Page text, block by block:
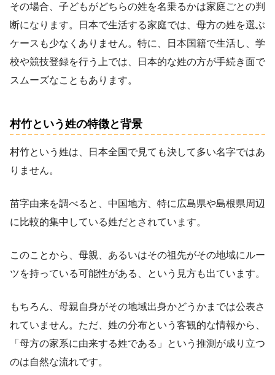
その場合、子どもがどちらの姓を名乗るかは家庭ごとの判
断になります。日本で生活する家庭では、母方の姓を選ぶ
ケースも少なくありません。特に、日本国籍で生活し、学
校や競技登録を行う上では、日本的な姓の方が手続き面で
スムーズなこともあります。
村竹という姓の特徴と背景
村竹という姓は、日本全国で見ても決して多い名字ではあ
りません。
苗字由来を調べると、中国地方、特に広島県や島根県周辺
に比較的集中している姓だとされています。
このことから、母親、あるいはその祖先がその地域にルー
ツを持っている可能性がある、という見方も出ています。
もちろん、母親自身がその地域出身かどうかまでは公表さ
れていません。ただ、姓の分布という客観的な情報から、
「母方の家系に由来する姓である」という推測が成り立つ
のは自然な流れです。